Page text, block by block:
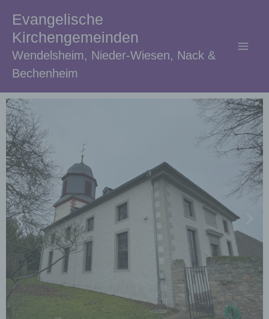
Inhalt
springen
Evangelische
Kirchengemeinden
Wendelsheim, Nieder-Wiesen, Nack &
Bechenheim